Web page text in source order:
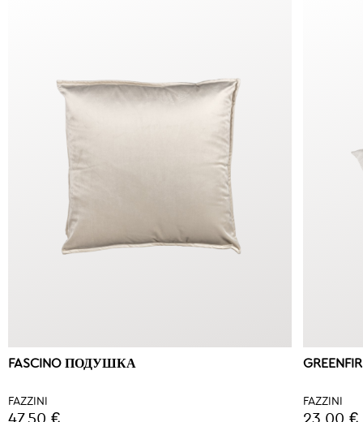
FASCINO ПОДУШКА
FAZZINI FAZZINI